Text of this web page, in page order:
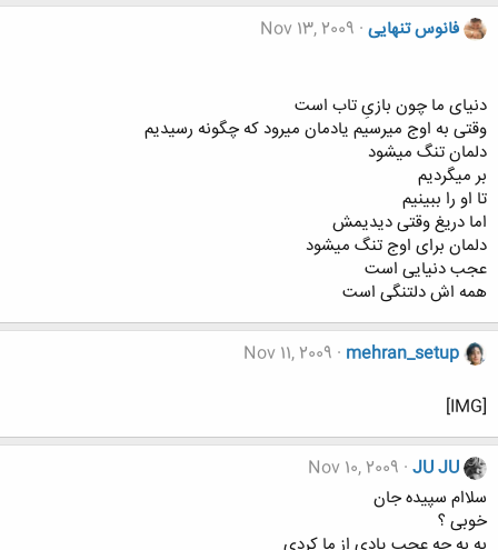
فانوس تنهایی Nov 13, 2009
دنیای ما چون بازیِ تاب است
وقتی به اوج میرسیم یادمان میرود که چگونه رسیدیم
دلمان تنگ میشود
بر میگردیم
تا او را ببینیم
اما دریغ وقتی دیدیمش
دلمان برای اوج تنگ میشود
عجب دنیایی است
همه اش دلتنگی است
mehran_setup
Nov 11, 2009
[IMG]
JU JU
Nov 10, 2009
سلاام سپیده جان
خوبی ؟